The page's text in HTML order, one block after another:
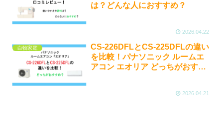
は？どんな人におすすめ？
2026.04.22
白物家電
CS-226DFLとCS-225DFLの違い
を比較！パナソニック ルームエ
アコン エオリア どっちがおすす
2026.04.21